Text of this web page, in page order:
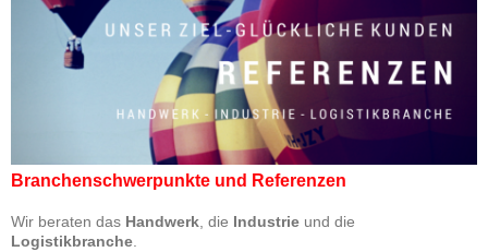
Branchenschwerpunkte und Referenzen
Wir beraten das Handwerk , die Industrie und die
Logistikbranche